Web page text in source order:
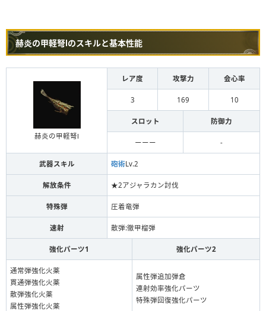
赫炎の甲軽弩Ⅰのスキルと基本性能
赫炎の甲軽弩Ⅰ
レア度 攻撃力 会心率
3 169 10
スロット 防御力
ーーー -
武器スキル 砲術Lv.2
解放条件 ★2アジャラカン討伐
特殊弾 圧着竜弾
速射 散弾:徹甲榴弾
強化パーツ1 強化パーツ2
通常弾強化火薬
貫通弾強化火薬
散弾強化火薬
属性弾強化火薬
属性弾追加弾倉
連射効率強化パーツ
特殊弾回復強化パーツ